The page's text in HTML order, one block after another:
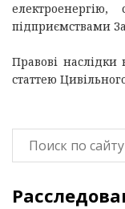
підприємствами
Правові наслідки
статтею